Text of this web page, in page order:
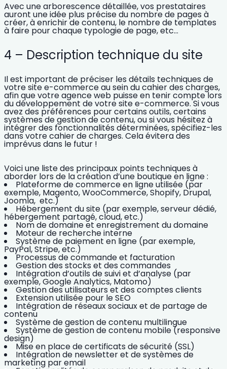
Avec une arborescence détaillée, vos prestataires
auront une idée plus précise du nombre de pages à
créer, à enrichir de contenu, le nombre de templates
à faire pour chaque typologie de page, etc…
4 – Description technique du site
Il est important de préciser les détails techniques de
votre site e-commerce au sein du cahier des charges,
afin quevotre agence web puisse en tenir compte lors
du développement de votre site e-commerce.Si vous
avez des préférences pour certains outils, certains
systèmes de gestion de contenu, ou si vous hésitez à
intégrer des fonctionnalités déterminées, spécifiez-les
dans votre cahier de charges. Cela évitera des
imprévus dans le futur !
Voici une liste des principaux points techniques à
aborder lors de la création d’une boutique en ligne :
Plateforme de commerce en ligne utilisée (par
exemple, Magento, WooCommerce, Shopify, Drupal,
Joomla, etc.)
Hébergement du site (par exemple, serveur dédié,
hébergement partagé, cloud, etc.)
Nom de domaine et enregistrement du domaine
Moteur de recherche interne
Système de paiement en ligne (par exemple,
PayPal, Stripe, etc.)
Processus de commande et facturation
Gestion des stocks et des commandes
Intégration d’outils de suivi et d’analyse (par
exemple, Google Analytics, Matomo)
Gestion des utilisateurs et des comptes clients
Extension utilisée pour leSEO
Intégration de réseaux sociaux et de partage de
contenu
Système de gestion decontenu multilingue
Système de gestion de contenu mobile (responsive
design)
Mise en place de certificats de sécurité (SSL)
Intégration de newsletter et de systèmes de
marketing par email